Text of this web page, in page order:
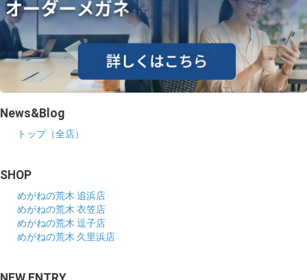
News&Blog
トップ（全店）
SHOP
めがねの荒木 追浜店
めがねの荒木 衣笠店
めがねの荒木 逗子店
めがねの荒木 久里浜店